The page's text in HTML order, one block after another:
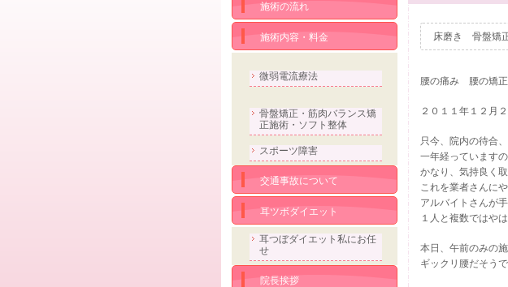
床磨き 骨盤矯
腰の痛み 腰の矯
２０１１年１２月２
只今、院内の待合
一年経っています
かなり、気持良く取
これを業者さんに
アルバイトさんが
１人と複数ではや
本日、午前のみの
ギックリ腰だそう
施術の流れ
施術内容・料金
微弱電流療法
骨盤矯正・筋肉バランス矯
正施術・ソフト整体
スポーツ障害
交通事故について
耳ツボダイエット
耳つぼダイエット私にお任
せ
院長挨拶